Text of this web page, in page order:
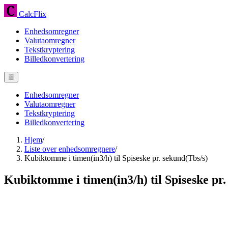
CalcFlix
Enhedsomregner
Valutaomregner
Tekstkryptering
Billedkonvertering
☰
Enhedsomregner
Valutaomregner
Tekstkryptering
Billedkonvertering
Hjem/
Liste over enhedsomregnere/
Kubiktomme i timen(in3/h) til Spiseske pr. sekund(Tbs/s)
Kubiktomme i timen(in3/h) til Spiseske pr.